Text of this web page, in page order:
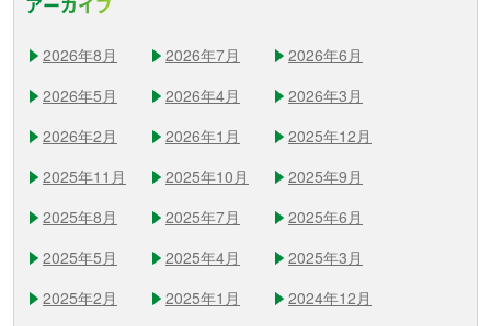
2026年8月 2026年7月
2026年6月
2026年5月
2026年4月
2026年3月
2026年2月
2026年1月
2025年12月
2025年11月
2025年10月
2025年9月
2025年8月
2025年7月
2025年6月
2025年5月
2025年4月
2025年3月
2025年2月
2025年1月
2024年12月